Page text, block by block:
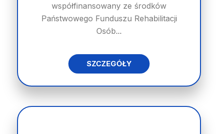
współfinansowany ze środków
Państwowego Funduszu Rehabilitacji
Osób...
SZCZEGÓŁY